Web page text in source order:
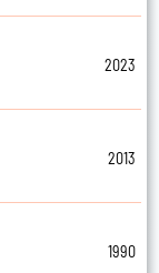
2023
2013
1990